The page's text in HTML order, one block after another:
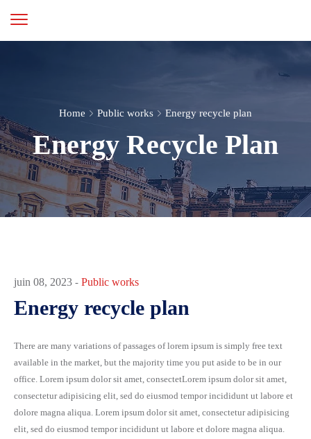
Home Public works Energy recycle plan
Energy Recycle Plan
juin 08, 2023 - Public works
Energy recycle plan
There are many variations of passages of lorem ipsum is simply free text
available in the market, but the majority time you put aside to be in our
office. Lorem ipsum dolor sit amet, consectetLorem ipsum dolor sit amet,
consectetur adipisicing elit, sed do eiusmod tempor incididunt ut labore et
dolore magna aliqua. Lorem ipsum dolor sit amet, consectetur adipisicing
elit, sed do eiusmod tempor incididunt ut labore et dolore magna aliqua.